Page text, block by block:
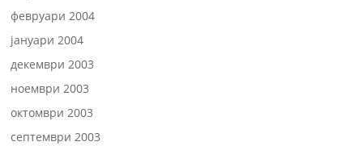
февруари 2004
јануари 2004
декември 2003
ноември 2003
октомври 2003
септември 2003